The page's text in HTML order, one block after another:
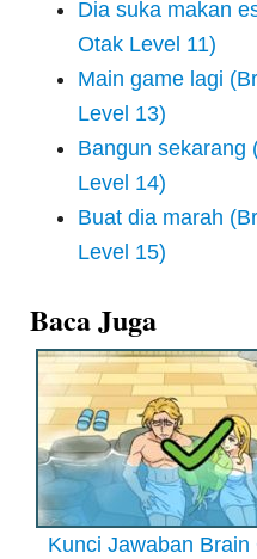
Dia suka makan
Otak Level 11)
Main game lagi
Level 13)
Bangun sekarang
Level 14)
Buat dia marah
Level 15)
Baca Juga
Kunci Jawaban Brain